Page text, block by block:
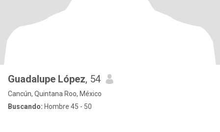
Guadalupe López, 54
Cancún, Quintana Roo, México
Buscando: Hombre 45 - 50